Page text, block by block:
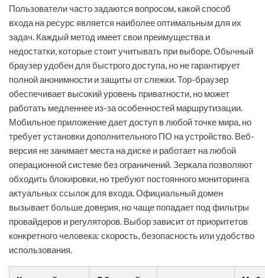
Пользователи часто задаются вопросом, какой способ
входа на ресурс является наиболее оптимальным для их
задач. Каждый метод имеет свои преимущества и
недостатки, которые стоит учитывать при выборе. Обычный
браузер удобен для быстрого доступа, но не гарантирует
полной анонимности и защиты от слежки. Тор-браузер
обеспечивает высокий уровень приватности, но может
работать медленнее из-за особенностей маршрутизации.
Мобильное приложение дает доступ в любой точке мира, но
требует установки дополнительного ПО на устройство. Веб-
версия не занимает места на диске и работает на любой
операционной системе без ограничений. Зеркала позволяют
обходить блокировки, но требуют постоянного мониторинга
актуальных ссылок для входа. Официальный домен
вызывает больше доверия, но чаще попадает под фильтры
провайдеров и регуляторов. Выбор зависит от приоритетов
конкретного человека: скорость, безопасность или удобство
использования.